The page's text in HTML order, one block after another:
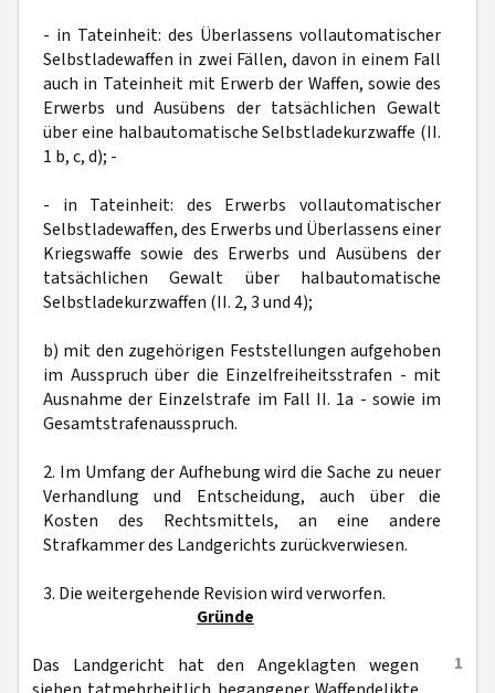
- in Tateinheit: des Überlassens vollautomatischer
Selbstladewaffen in zwei Fällen, davon in einem Fall
auch in Tateinheit mit Erwerb der Waffen, sowie des
Erwerbs und Ausübens der tatsächlichen Gewalt
über eine halbautomatische Selbstladekurzwaffe (II.
1 b, c, d); -
- in Tateinheit: des Erwerbs vollautomatischer
Selbstladewaffen, des Erwerbs und Überlassens einer
Kriegswaffe sowie des Erwerbs und Ausübens der
tatsächlichen Gewalt über halbautomatische
Selbstladekurzwaffen (II. 2, 3 und 4);
b) mit den zugehörigen Feststellungen aufgehoben
im Ausspruch über die Einzelfreiheitsstrafen - mit
Ausnahme der Einzelstrafe im Fall II. 1a - sowie im
Gesamtstrafenausspruch.
2. Im Umfang der Aufhebung wird die Sache zu neuer
Verhandlung und Entscheidung, auch über die
Kosten des Rechtsmittels, an eine andere
Strafkammer des Landgerichts zurückverwiesen.
3. Die weitergehende Revision wird verworfen.
Gründe
1
Das Landgericht hat den Angeklagten wegen